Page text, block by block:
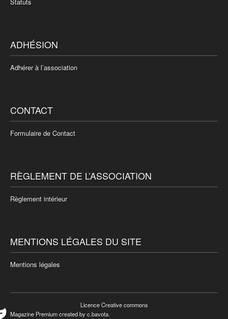
ADHÉSION
Adhérer à l’association
CONTACT
Formulaire de Contact
RÈGLEMENT DE L’ASSOCIATION
Règlement intérieur
MENTIONS LÉGALES DU SITE
Mentions légales
Licence Creative commons
Magazine Premiumcreated byc.bavota.